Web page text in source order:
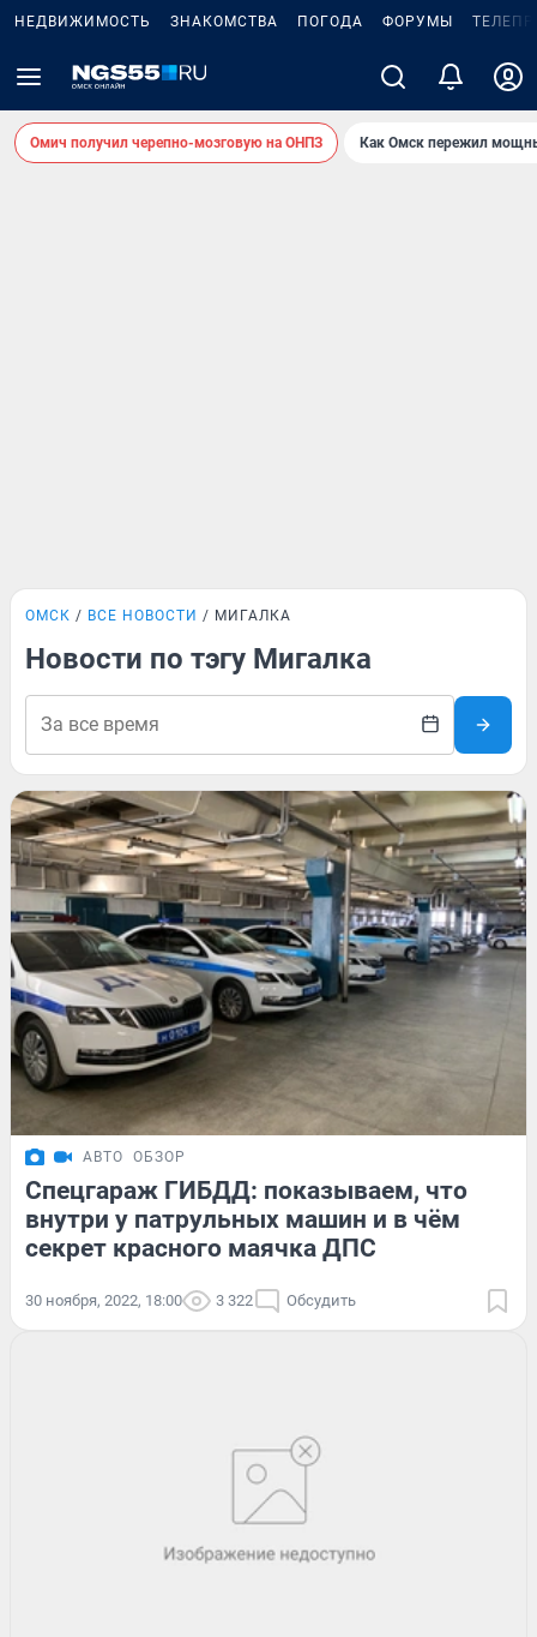
НЕДВИЖИМОСТЬ ЗНАКОМСТВА ПОГОДА ФОРУМЫ
Омич получил черепно-мозговую на ОНПЗ Как Омск пережил
ОМСК ВСЕ НОВОСТИ МИГАЛКА
Новости по тэгу Мигалка
АВТО ОБЗОР
Спецгараж ГИБДД: показываем, что
внутри у патрульных машин и в чём
секрет красного маячка ДПС
30 ноября, 2022, 18:00 3 322 Обсудить